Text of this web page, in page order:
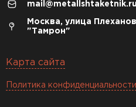
mail@metallshtaketnik.ru
Москва, улица
"Тамрон"
Карта сайта
Политика конфиденциальности